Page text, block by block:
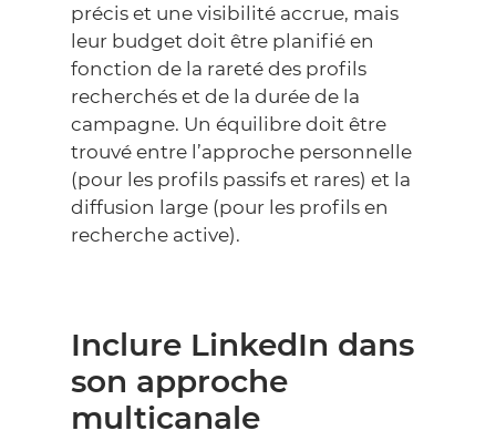
précis et une visibilité accrue, mais
leur budget doit être planifié en
fonction de la rareté des profils
recherchés et de la durée de la
campagne. Un équilibre doit être
trouvé entre l’approche personnelle
(pour les profils passifs et rares) et la
diffusion large (pour les profils en
recherche active).
Inclure LinkedIn dans
son approche
multicanale